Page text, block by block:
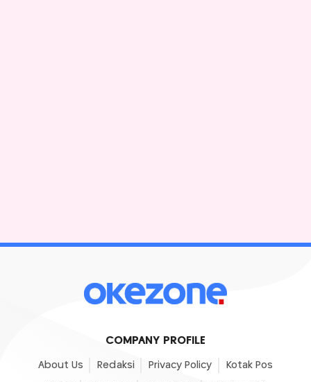
COMPANY PROFILE
About Us Redaksi Privacy Policy Kotak Pos